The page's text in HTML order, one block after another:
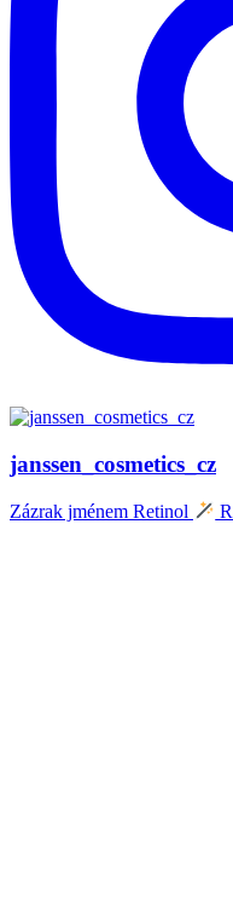
janssen_cosmetics_cz
Zázrak jménem Retinol